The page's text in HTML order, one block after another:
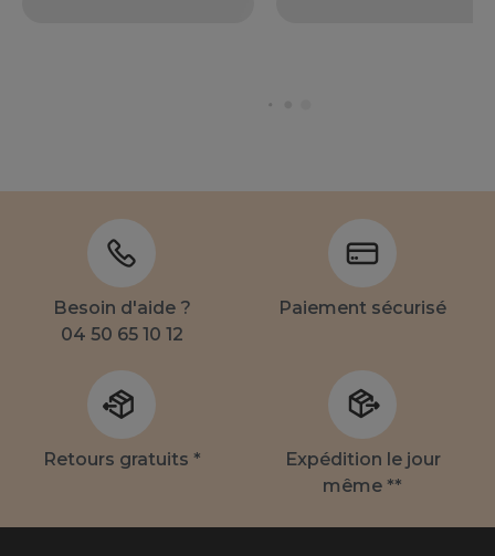
Besoin d'aide ?
04 50 65 10 12
Paiement sécurisé
Retours gratuits *
Expédition le jour
même **